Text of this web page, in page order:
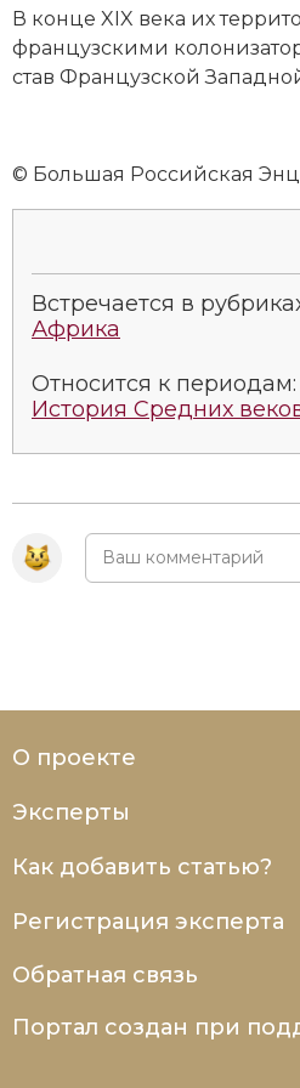
Социально-экономическая
Специальные
Южная Америка
В конце XIX века их
французскими
став Фран­цуз­ской
© Большая Российская
Встречается в
Африка
Относится к периодам:
История Средних
О проекте
Эксперты
Как добавить статью?
Регистрация эксперта
Обратная связь
Портал создан при